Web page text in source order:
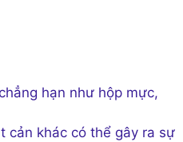
hạn như hộp mực,
cản khác có thể gây ra sự